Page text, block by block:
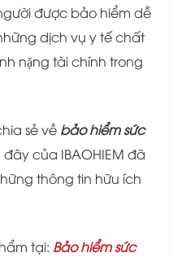
được bảo hiểm dễ
dịch vụ y tế chất
nặng tài chính trong
sẻ về bảo hiểm sức
của IBAOHIEM đã
thông tin hữu ích
tại: Bảo hiểm sức